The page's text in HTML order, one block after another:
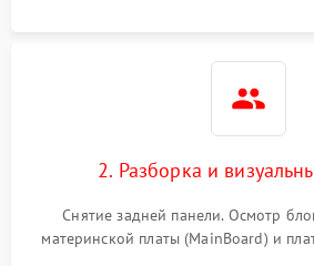
2. Разборка и
Снятие задней панели. Осмотр
материнской платы (MainBoard) и